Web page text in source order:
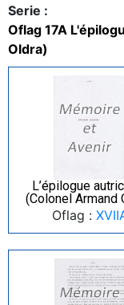
Serie :
Oflag 17A
Oldra)
L’épilogue
(Colonel Armand
Oflag :